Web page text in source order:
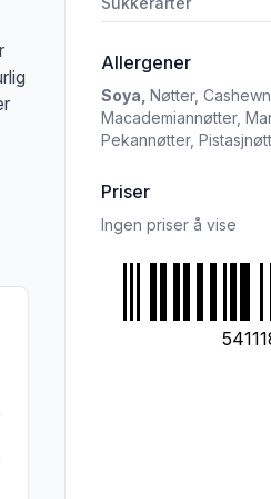
Allergeneri 'Alpro
Soya, Nøtter,
Macademiannøtter,
Pekannøtter,
Priser
Ingen priser å vise